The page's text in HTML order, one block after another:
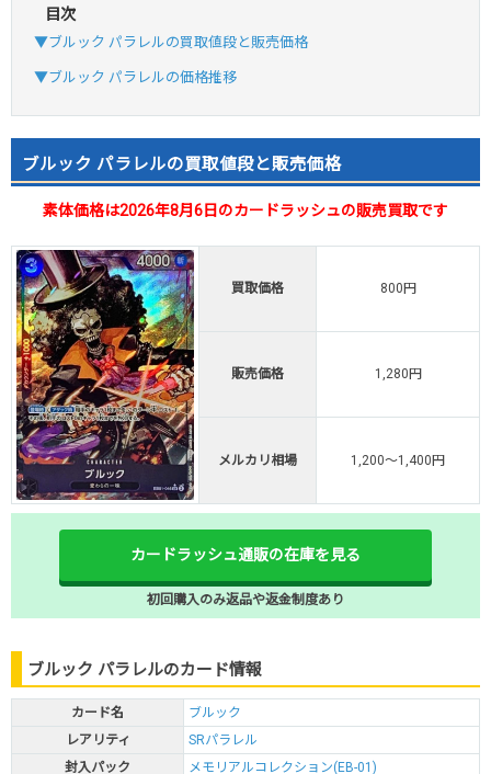
目次
▼ブルック パラレルの買取値段と販売価格
▼ブルック パラレルの価格推移
ブルック パラレルの買取値段と販売価格
素体価格は2026年8月6日のカードラッシュの販売買取です
買取価格 800円
販売価格 1,280円
メルカリ相場 1,200～1,400円
カードラッシュ通販の在庫を見る
初回購入のみ返品や返金制度あり
ブルック パラレルのカード情報
カード名
ブルック
レアリティ
SRパラレル
封入パック
メモリアルコレクション(EB-01)